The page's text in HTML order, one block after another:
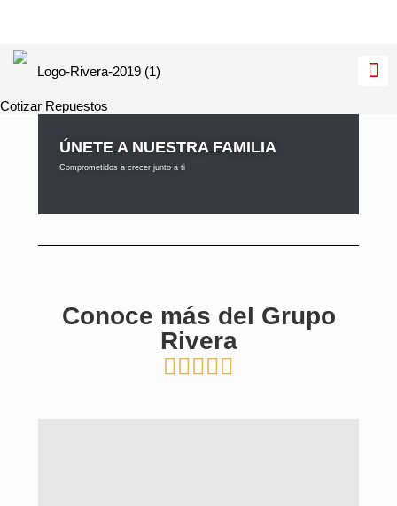
Cotizar Repuestos
ÚNETE A NUESTRA FAMILIA
Comprometidos a crecer junto a ti
Conoce más del Grupo
Rivera
